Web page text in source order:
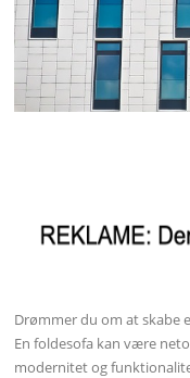
Drømmer du om at skabe
En foldesofa kan være
modernitet og